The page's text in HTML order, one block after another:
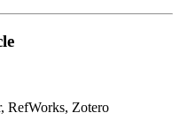
RefWorks, Zotero